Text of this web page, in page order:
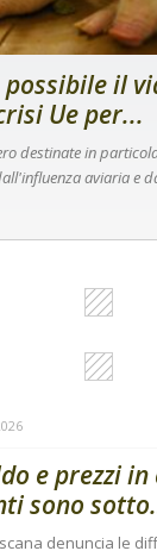
possibile il
Ue per...
destinate in
aviaria e
e prezzi in
sono
denuncia le